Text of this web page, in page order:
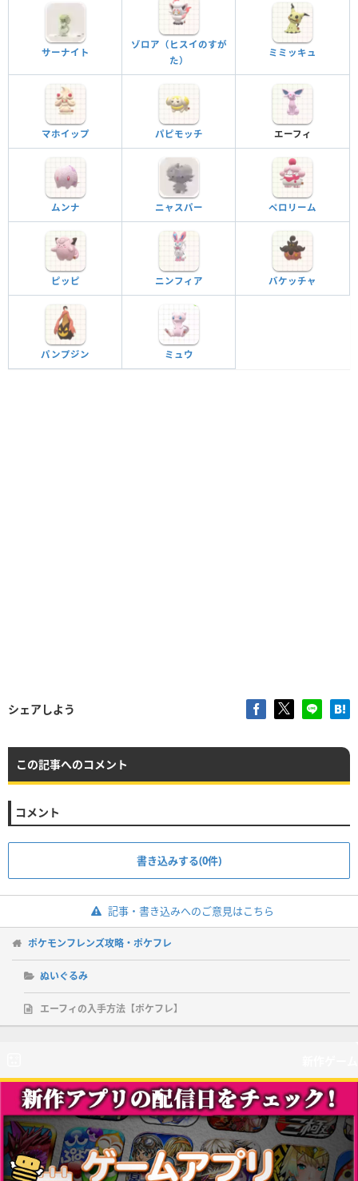
サーナイト
ゾロア（ヒスイのすが
た）
ミミッキュ
マホイップ パピモッチ エーフィ
ムンナ ニャスパー ペロリーム
ピッピ ニンフィア バケッチャ
パンプジン ミュウ
シェアしよう
この記事へのコメント
コメント
書き込みする(0件)
記事・書き込みへのご意見はこちら
ポケモンフレンズ攻略・ポケフレ
ぬいぐるみ
エーフィの入手方法【ポケフレ】